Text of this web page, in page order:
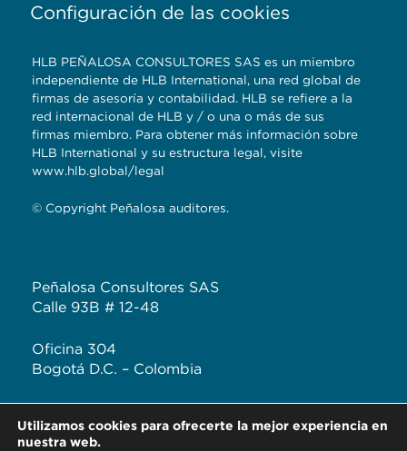
Configuración de las cookies
HLB PEÑALOSA CONSULTORES SAS es un miembro
independiente de HLB International, una red global de
firmas de asesoría y contabilidad. HLB se refiere a la
red internacional de HLB y / o una o más de sus
firmas miembro. Para obtener más información sobre
HLB International y su estructura legal, visite
www.hlb.global/legal
© Copyright Peñalosa auditores.
Peñalosa Consultores SAS
Calle 93B # 12-48
Oficina 304
Bogotá D.C. – Colombia
F: +57 313 444 3232
Utilizamos cookies para ofrecerte la mejor experiencia en
nuestra web.